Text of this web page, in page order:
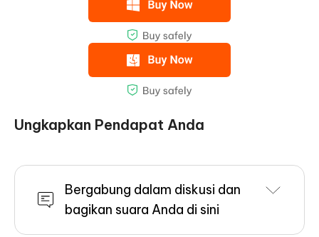
Ungkapkan Pendapat Anda
Bergabung dalam diskusi dan
bagikan suara Anda di sini